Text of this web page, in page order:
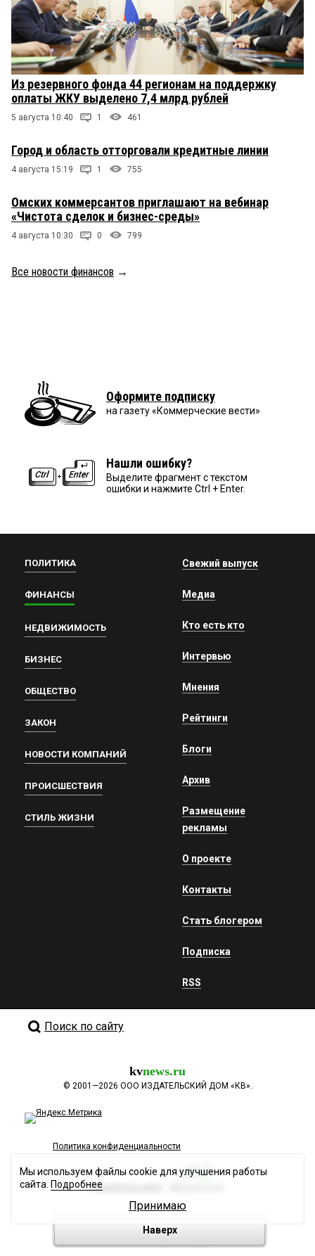
Из резервного фонда 44 регионам на поддержку
оплаты ЖКУ выделено 7,4 млрд рублей
5 августа 10:40 1 461
Город и область отторговали кредитные линии
4 августа 15:19 1 755
Омских коммерсантов приглашают на вебинар
«Чистота сделок и бизнес-среды»
4 августа 10:30 0 799
Все новости финансов →
Оформите подписку
на газету «Коммерческие вести»
Нашли ошибку?
Выделите фрагмент с текстом
ошибки и нажмите Ctrl + Enter.
ПОЛИТИКА
ФИНАНСЫ
НЕДВИЖИМОСТЬ
БИЗНЕС
ОБЩЕСТВО
ЗАКОН
НОВОСТИ КОМПАНИЙ
ПРОИСШЕСТВИЯ
СТИЛЬ ЖИЗНИ
Свежий выпуск
Медиа
Кто есть кто
Интервью
Мнения
Рейтинги
Блоги
Архив
Размещение
рекламы
О проекте
Контакты
Стать блогером
Подписка
RSS
Поиск по сайту
kvnews.ru
© 2001—2026 ООО ИЗДАТЕЛЬСКИЙ ДОМ «КВ».
Политика конфиденциальности
Разработка сайта
Наверх
Мы используем файлы cookie для улучшения работы
сайта. Подробнее
Принимаю